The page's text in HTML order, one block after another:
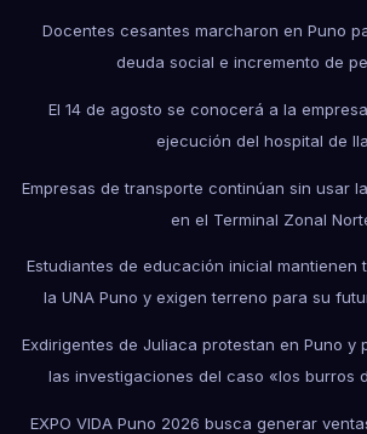
Docentes cesantes marcharon en Puno
deuda social e incremento de
El 14 de agosto se conocerá a la
ejecución del hospital de
Empresas de transporte continúan sin usar
en el Terminal Zonal
Estudiantes de educación inicial mantienen
la UNA Puno y exigen terreno para su
Exdirigentes de Juliaca protestan en Puno y
las investigaciones del caso «los burros
EXPO VIDA Puno 2026 busca generar